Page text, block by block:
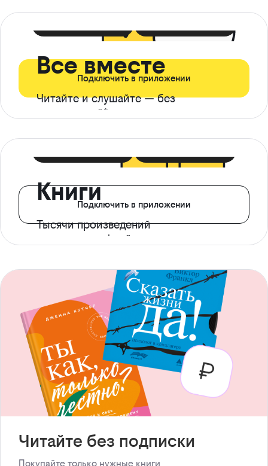
Все вместе
Читайте и слушайте — без
ограничений*
Подключить в приложении
Книги
Тысячи произведений
с доступом офлайн
Подключить в приложении
Читайте без подписки
Покупайте только нужные книги